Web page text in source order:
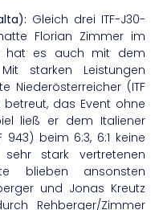
Gleich drei ITF-J30-
Florian Zimmer im
hat es auch mit dem
starken Leistungen
Niederösterreicher (ITF
das Event ohne
ließ er dem Italiener
beim 6:3, 6:1 keine
stark vertretenen
blieben ansonsten
und Jonas Kreutz
Rehberger/Zimmer